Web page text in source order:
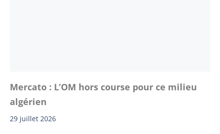
Mercato : L’OM hors course pour ce milieu
algérien
29 juillet 2026